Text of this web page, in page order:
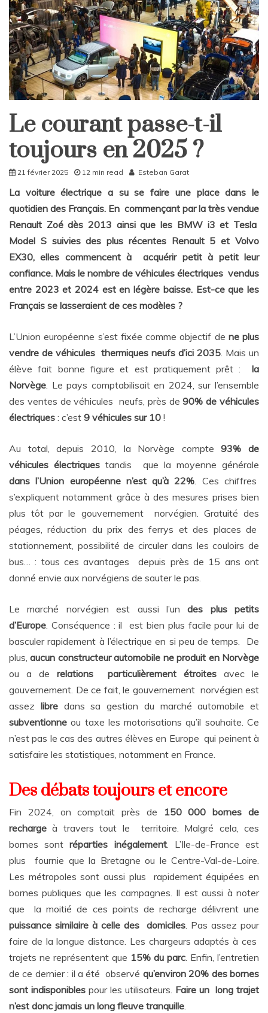
Home
Le courant passe-t-il
toujours en 2025 ?
21 février 2025 12 min read Esteban Garat
La voiture électrique a su se faire une place dans le
quotidien des Français. En commençant par la très vendue
Renault Zoé dès 2013 ainsi que les BMW i3 et Tesla
Model S suivies des plus récentes Renault 5 et Volvo
EX30, elles commencent à acquérir petit à petit leur
confiance. Mais le nombre de véhicules électriques vendus
entre 2023 et 2024 est en légère baisse. Est-ce que les
Français se lasseraient de ces modèles ?
L’Union européenne s’est fixée comme objectif de ne plus
vendre de véhicules thermiques neufs d’ici 2035. Mais un
élève fait bonne figure et est pratiquement prêt : la
Norvège. Le pays comptabilisait en 2024, sur l’ensemble
des ventes de véhicules neufs, près de90% de véhicules
électriques : c’est 9 véhicules sur 10 !
Au total, depuis 2010, la Norvège compte93% de
véhicules électriquestandis que la moyenne générale
dans l’Union européenne n’est qu’à 22%. Ces chiffres
s’expliquent notamment grâce à des mesures prises bien
plus tôt par le gouvernement norvégien. Gratuité des
péages, réduction du prix des ferrys et des places de
stationnement, possibilité de circuler dans les couloirs de
bus… : tous ces avantages depuis près de 15 ans ont
donné envie aux norvégiens de sauter le pas.
Le marché norvégien est aussi l’undes plus petits
d’Europe. Conséquence : il est bien plus facile pour lui de
basculer rapidement à l’électrique en si peu de temps. De
plus,aucun constructeur automobile ne produit en Norvège
ou a de relations particulièrement étroites avec le
gouvernement. De ce fait, le gouvernement norvégien est
assez libre dans sa gestion du marché automobile et
subventionneou taxe les motorisations qu’il souhaite. Ce
n’est pas le cas des autres élèves en Europe qui peinent à
satisfaire les statistiques, notamment en France.
Des débats toujours et encore
Fin 2024, on comptait près de
150 000 bornes de
rechargeà travers tout le territoire. Malgré cela, ces
bornes sontréparties inégalement. L’Ile-de-France est
plus fournie que la Bretagne ou le Centre-Val-de-Loire.
Les métropoles sont aussi plus rapidement équipées en
bornes publiques que les campagnes. Il est aussi à noter
que la moitié de ces points de recharge délivrent une
puissance similaire à celle des domiciles. Pas assez pour
faire de la longue distance. Les chargeurs adaptés à ces
trajets ne représentent que 15% du parc. Enfin, l’entretien
de ce dernier : il a été observé qu’environ 20% des bornes
sont indisponibles pour les utilisateurs. Faire un long trajet
n’est donc jamais un long fleuve tranquille.